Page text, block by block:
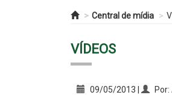
Central de mídia
VÍDEOS
09/05/2013 |